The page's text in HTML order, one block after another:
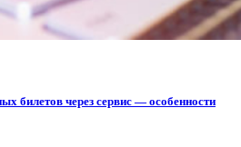
билетов через сервис — особенности